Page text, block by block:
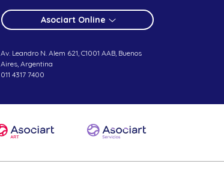
Asociart Online
Av. Leandro N. Alem 621, C1001 AAB, Buenos
Aires, Argentina
011 4317 7400